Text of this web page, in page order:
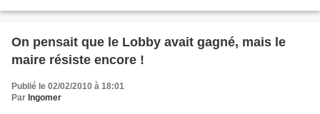
On pensait que le Lobby avait gagné, mais le
maire résiste encore !
Publié le 02/02/2010 à 18:01
Par Ingomer